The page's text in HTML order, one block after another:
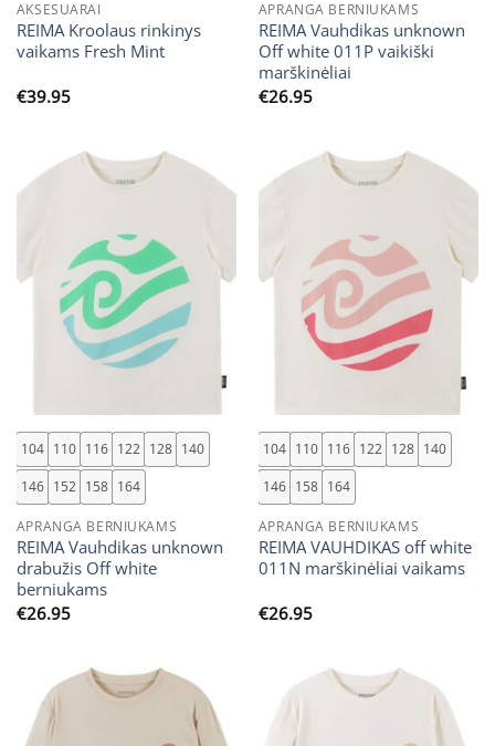
AKSESUARAI
REIMA Kroolaus rinkinys
vaikams Fresh Mint
€39.95
APRANGA BERNIUKAMS
REIMA Vauhdikas unknown
Off white 011P vaikiški
marškinėliai
€26.95
104 110 116 122 128 140
146 152 158 164
APRANGA BERNIUKAMS
REIMA Vauhdikas unknown
drabužis Off white
berniukams
€26.95
104 110 116 122 128 140
146 158 164
APRANGA BERNIUKAMS
REIMA VAUHDIKAS off white
011N marškinėliai vaikams
€26.95